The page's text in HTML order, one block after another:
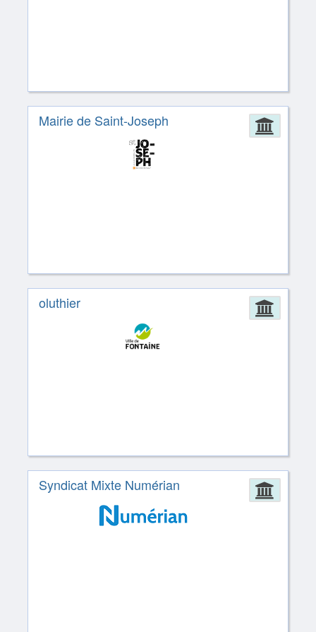
Mairie de Saint-Joseph
oluthier
Syndicat Mixte Numérian